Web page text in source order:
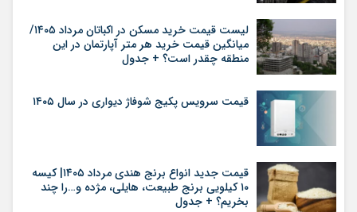
لیست قیمت خرید مسکن در اکباتان مرداد ۱۴۰۵/
میانگین قیمت خرید هر متر آپارتمان در این
منطقه چقدر است؟ + جدول
قیمت سرویس پکیج شوفاژ دیواری در سال ۱۴۰۵
قیمت جدید انواع برنج هندی مرداد ۱۴۰۵| کیسه
۱۰ کیلویی برنج طبیعت، هایلی، مژده و…را چند
بخریم؟ + جدول